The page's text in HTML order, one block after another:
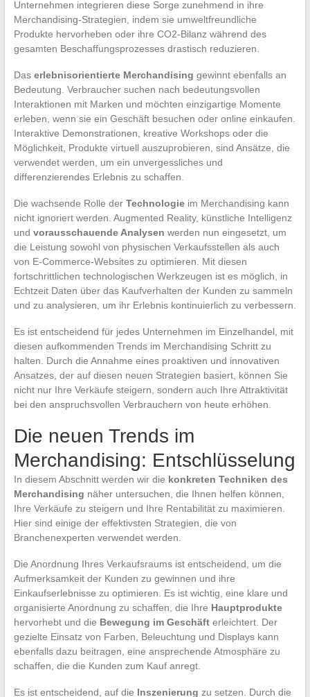
Unternehmen integrieren diese Sorge zunehmend in ihre
Merchandising-Strategien, indem sie umweltfreundliche
Produkte hervorheben oder ihre CO2-Bilanz während des
gesamten Beschaffungsprozesses drastisch reduzieren.
Das erlebnisorientierte Merchandising gewinnt ebenfalls an
Bedeutung. Verbraucher suchen nach bedeutungsvollen
Interaktionen mit Marken und möchten einzigartige Momente
erleben, wenn sie ein Geschäft besuchen oder online einkaufen.
Interaktive Demonstrationen, kreative Workshops oder die
Möglichkeit, Produkte virtuell auszuprobieren, sind Ansätze, die
verwendet werden, um ein unvergessliches und
differenzierendes Erlebnis zu schaffen.
Die wachsende Rolle der Technologieim Merchandising kann
nicht ignoriert werden. Augmented Reality, künstliche Intelligenz
und vorausschauende Analysen werden nun eingesetzt, um
die Leistung sowohl von physischen Verkaufsstellen als auch
von E-Commerce-Websites zu optimieren. Mit diesen
fortschrittlichen technologischen Werkzeugen ist es möglich, in
Echtzeit Daten über das Kaufverhalten der Kunden zu sammeln
und zu analysieren, um ihr Erlebnis kontinuierlich zu verbessern.
Es ist entscheidend für jedes Unternehmen im Einzelhandel, mit
diesen aufkommenden Trends im Merchandising Schritt zu
halten. Durch die Annahme eines proaktiven und innovativen
Ansatzes, der auf diesen neuen Strategien basiert, können Sie
nicht nur Ihre Verkäufe steigern, sondern auch Ihre Attraktivität
bei den anspruchsvollen Verbrauchern von heute erhöhen.
Die neuen Trends im
Merchandising: Entschlüsselung
In diesem Abschnitt werden wir die konkreten Techniken des
Merchandising näher untersuchen, die Ihnen helfen können,
Ihre Verkäufe zu steigern und Ihre Rentabilität zu maximieren.
Hier sind einige der effektivsten Strategien, die von
Branchenexperten verwendet werden.
Die Anordnung Ihres Verkaufsraums ist entscheidend, um die
Aufmerksamkeit der Kunden zu gewinnen und ihre
Einkaufserlebnisse zu optimieren. Es ist wichtig, eine klare und
organisierte Anordnung zu schaffen, die Ihre Hauptprodukte
hervorhebt und die Bewegung im Geschäfterleichtert. Der
gezielte Einsatz von Farben, Beleuchtung und Displays kann
ebenfalls dazu beitragen, eine ansprechende Atmosphäre zu
schaffen, die die Kunden zum Kauf anregt.
Es ist entscheidend, auf die Inszenierung zu setzen. Durch die